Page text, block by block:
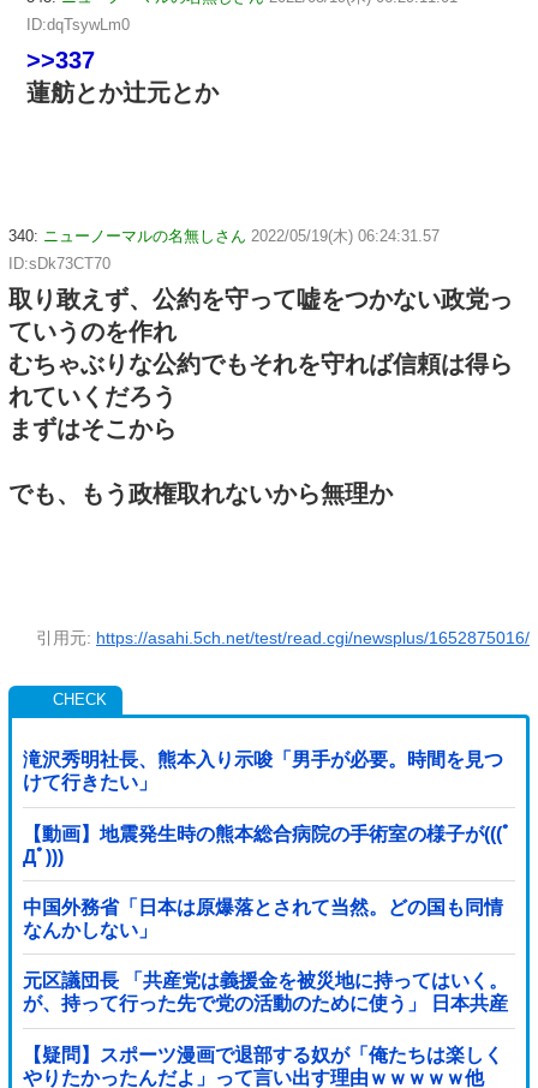
ID:dqTsywLm0
>>337
蓮舫とか辻元とか
340: ニューノーマルの名無しさん 2022/05/19(木) 06:24:31.57
ID:sDk73CT70
取り敢えず、公約を守って嘘をつかない政党っ
ていうのを作れ
むちゃぶりな公約でもそれを守れば信頼は得ら
れていくだろう
まずはそこから
でも、もう政権取れないから無理か
引用元: https://asahi.5ch.net/test/read.cgi/newsplus/1652875016/
滝沢秀明社長、熊本入り示唆「男手が必要。時間を見つ
けて行きたい」
【動画】地震発生時の熊本総合病院の手術室の様子が(((ﾟ
Дﾟ)))
中国外務省「日本は原爆落とされて当然。どの国も同情
なんかしない」
元区議団長 「共産党は義援金を被災地に持ってはいく。
が、持って行った先で党の活動のために使う」 日本共産
党「事実ではありません」
【疑問】スポーツ漫画で退部する奴が「俺たちは楽しく
やりたかったんだよ」って言い出す理由ｗｗｗｗｗ他